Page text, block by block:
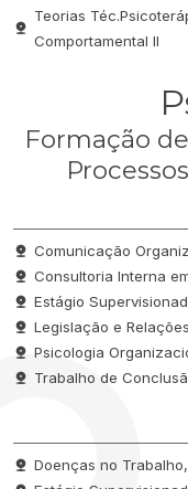
Teorias
Comportamental II
Formação
Comunicação
Consultoria Interna
Estágio
Legislação e
Psicologia
Trabalho de
Doenças no